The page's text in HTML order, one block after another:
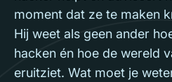
moment dat ze te maken
Hij weet als geen ander
hacken én hoe de wereld
eruitziet. Wat moet je